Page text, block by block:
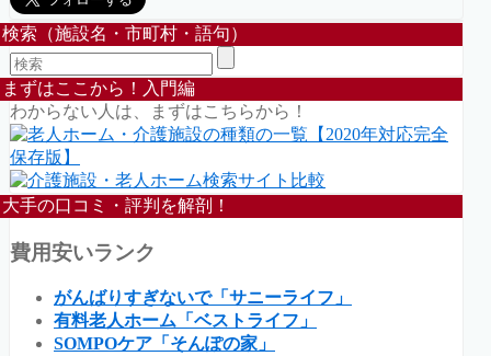
検索（施設名・市町村・語句）
まずはここから！入門編
わからない人は、まずはこちらから！
大手の口コミ・評判を解剖！
費用安いランク
がんばりすぎないで「サニーライフ」
有料老人ホーム「ベストライフ」
SOMPOケア「そんぽの家」